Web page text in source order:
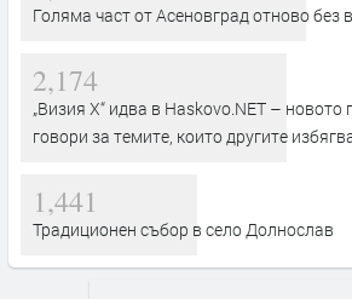
Голяма част от Асеновград отново без
2,174
„Визия Х“ идва в Haskovo.NET – новото
говори за темите, които другите
1,441
Традиционен събор в село Долнослав